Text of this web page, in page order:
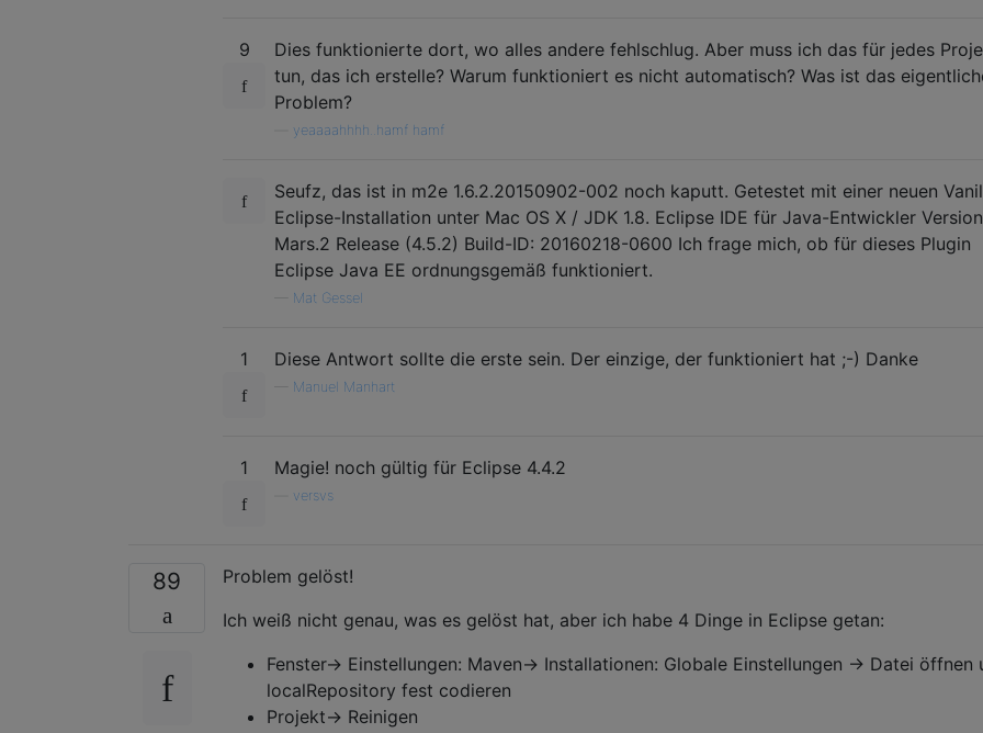
9
Dies funktionierte dort, wo alles andere fehlschlug. Aber muss ich das für jedes
tun, das ich erstelle? Warum funktioniert es nicht automatisch? Was ist das
Problem?
yeaaaahhhh..hamf hamf
Seufz, das ist in m2e 1.6.2.20150902-002 noch kaputt. Getestet mit einer neuen
Eclipse-Installation unter Mac OS X / JDK 1.8. Eclipse IDE für Java-Entwickler
Mars.2 Release (4.5.2) Build-ID: 20160218-0600 Ich frage mich, ob für dieses Plugin
Eclipse Java EE ordnungsgemäß funktioniert.
Mat Gessel
1 Diese Antwort sollte die erste sein. Der einzige, der funktioniert hat ;-) Danke
Manuel Manhart
1 Magie! noch gültig für Eclipse 4.4.2
versvs
89
Problem gelöst!
Ich weiß nicht genau, was es gelöst hat, aber ich habe 4 Dinge in Eclipse getan:
Fenster-> Einstellungen: Maven-> Installationen: Globale Einstellungen -> Datei öffnen
localRepository fest codieren
Projekt-> Reinigen